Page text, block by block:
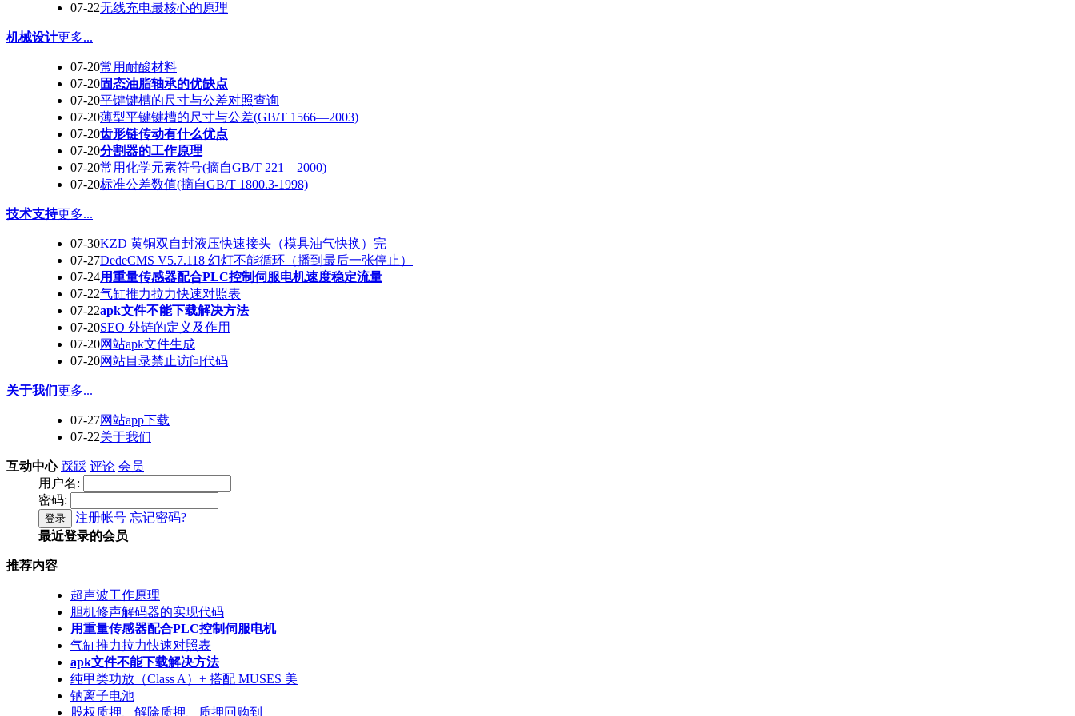
07-22无线充电最核心的原理
机械设计更多...
07-20常用耐酸材料
07-20固态油脂轴承的优缺点
07-20平键键槽的尺寸与公差对照查询
07-20薄型平键键槽的尺寸与公差(GB/T 1566—2003)
07-20齿形链传动有什么优点
07-20分割器的工作原理
07-20常用化学元素符号(摘自GB/T 221—2000)
07-20标准公差数值(摘自GB/T 1800.3-1998)
技术支持更多...
07-30KZD 黄铜双自封液压快速接头（模具油气快换）完
07-27DedeCMS V5.7.118 幻灯不能循环（播到最后一张停止）
07-24用重量传感器配合PLC控制伺服电机速度稳定流量
07-22气缸推力拉力快速对照表
07-22apk文件不能下载解决方法
07-20SEO 外链的定义及作用
07-20网站apk文件生成
07-20网站目录禁止访问代码
关于我们更多...
07-27网站app下载
07-22关于我们
互动中心 踩踩 评论 会员
用户名:
密码:
登录 注册帐号 忘记密码?
最近登录的会员
推荐内容
超声波工作原理
胆机修声解码器的实现代码
用重量传感器配合PLC控制伺服电机
气缸推力拉力快速对照表
apk文件不能下载解决方法
纯甲类功放（Class A）+ 搭配 MUSES 美
钠离子电池
股权质押、解除质押、质押回购到